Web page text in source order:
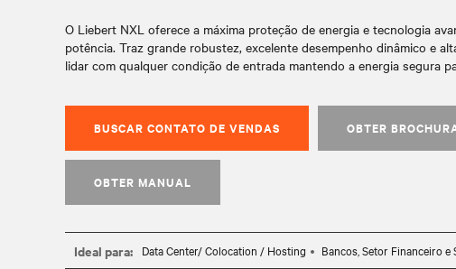
O Liebert NXL oferece a máxima proteção de energia e tecnologia
potência. Traz grande robustez, excelente desempenho dinâmico e
lidar com qualquer condição de entrada mantendo a energia segura
BUSCAR CONTATO DE VENDAS OBTER
OBTER MANUAL
Ideal para: Data Center/ Colocation / Hosting Bancos, Setor Financeiro e